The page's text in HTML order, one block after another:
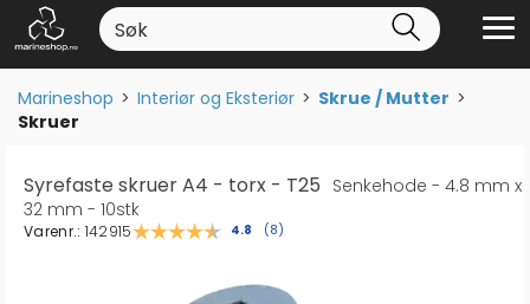
Marineshop>Interiør og Eksteriør>Skrue / Mutter>
Skruer
Syrefaste skruer A4 - torx - T25 Senkehode - 4.8 mm x
32 mm - 10stk
Varenr.: 142915 Gjennomsnittskarakter:
4.8 (stemmer:
8)